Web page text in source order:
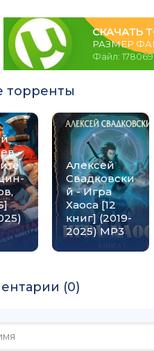
СКАЧАТЬ
РАЗМЕР
Файл:
торренты
-
Алексей
Свадковски
й - Игра
Хаоса [12
книг] (2019-
2025) MP3
(0)